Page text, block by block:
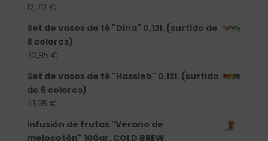
12,70 €
Set de vasos de té "Dina" 0,12l. (surtido de
6 colores)
32,95 €
Set de vasos de té "Hassieb" 0,12l. (surtido
de 6 colores)
41,95 €
Infusión de frutas "Verano de
melocotón" 100gr. COLD BREW